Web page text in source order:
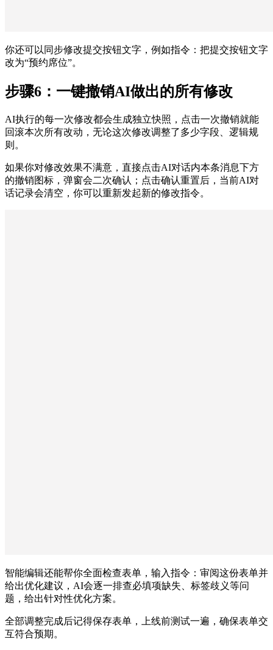
你还可以同步修改提交按钮文字，例如指令：把提交按钮文字
改为“预约席位”。
步骤6：一键撤销AI做出的所有修改
AI执行的每一次修改都会生成独立快照，点击一次撤销就能
回滚本次所有改动，无论这次修改调整了多少字段、逻辑规
则。
如果你对修改效果不满意，直接点击AI对话内本条消息下方
的撤销图标，弹窗会二次确认；点击确认重置后，当前AI对
话记录会清空，你可以重新发起新的修改指令。
智能编辑还能帮你全面检查表单，输入指令：审阅这份表单并
给出优化建议，AI会逐一排查必填项缺失、标签歧义等问
题，给出针对性优化方案。
全部调整完成后记得保存表单，上线前测试一遍，确保表单交
互符合预期。